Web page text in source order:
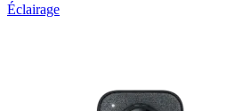
Éclairage